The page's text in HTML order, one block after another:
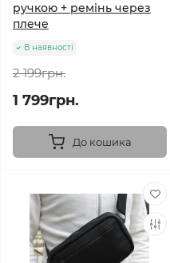
ручкою + ремінь через
плече
В наявності
2 199грн.
1 799грн.
До кошика